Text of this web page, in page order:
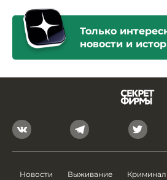
Только
новости и
Новости Выживание Криминал